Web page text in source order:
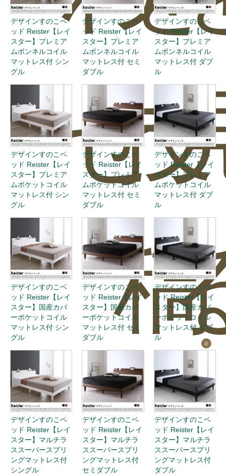
せ投
稿
0
デザインすのこベ
ッド Reister【レイ
スター】プレミア
ムボンネルコイル
マットレス付 シン
グル
デザインすのこベ
ッド Reister【レイ
スター】プレミア
ムボンネルコイル
マットレス付 セミ
ダブル
デザインすのこベ
ッド Reister【レイ
スター】プレミア
ムボンネルコイル
マットレス付 ダブ
ル
デザインすのこベ
ッド Reister【レイ
スター】プレミア
ムポケットコイル
マットレス付 シン
グル
デザインすのこベ
ッド Reister【レイ
スター】プレミア
ムポケットコイル
マットレス付 セミ
ダブル
デザインすのこベ
ッド Reister【レイ
スター】プレミア
ムポケットコイル
マットレス付 ダブ
ル
デザインすのこベ
ッド Reister【レイ
スター】国産カバ
ーポケットコイル
マットレス付 シン
グル
デザインすのこベ
ッド Reister【レイ
スター】国産カバ
ーポケットコイル
マットレス付 セミ
ダブル
デザインすのこベ
ッド Reister【レイ
スター】国産カバ
ーポケットコイル
マットレス付 ダブ
ル
デザインすのこベ
ッド Reister【レイ
スター】マルチラ
ススーパースプリ
ングマットレス付
シングル
デザインすのこベ
ッド Reister【レイ
スター】マルチラ
ススーパースプリ
ングマットレス付
セミダブル
デザインすのこベ
ッド Reister【レイ
スター】マルチラ
ススーパースプリ
ングマットレス付
ダブル